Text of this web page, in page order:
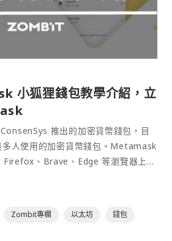
小狐狸錢包教學介紹，立
推出的加密貨幣錢包，目
多人使用的加密貨幣錢包。Metamask
、Brave、Edge 等瀏覽器上作
能且使用上非常方便。
Zombit專欄 以太坊 錢包